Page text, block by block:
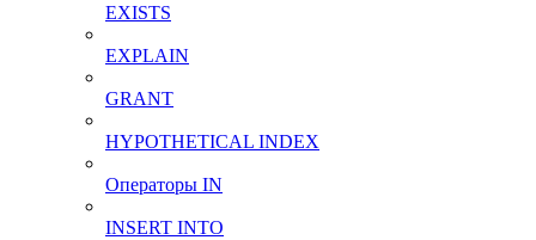
EXISTS
EXPLAIN
GRANT
HYPOTHETICAL INDEX
Операторы IN
INSERT INTO